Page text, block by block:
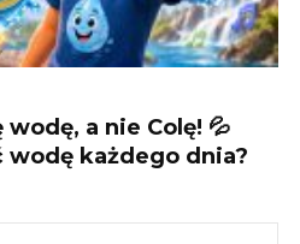
a nie Colę! 💦
każdego dnia?